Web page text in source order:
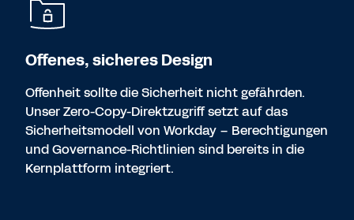
Offenes, sicheres Design
Offenheit sollte die Sicherheit nicht gefährden.
Unser Zero-Copy-Direktzugriff setzt auf das
Sicherheitsmodell von Workday – Berechtigungen
und Governance-Richtlinien sind bereits in die
Kernplattform integriert.